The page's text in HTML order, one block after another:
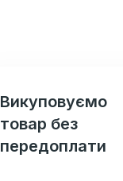
Викуповуємо
товар без
передоплати